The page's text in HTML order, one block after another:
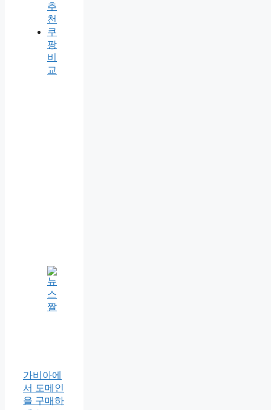
추
천
쿠
팡
비
교
가비아에
서 도메인
을 구매하